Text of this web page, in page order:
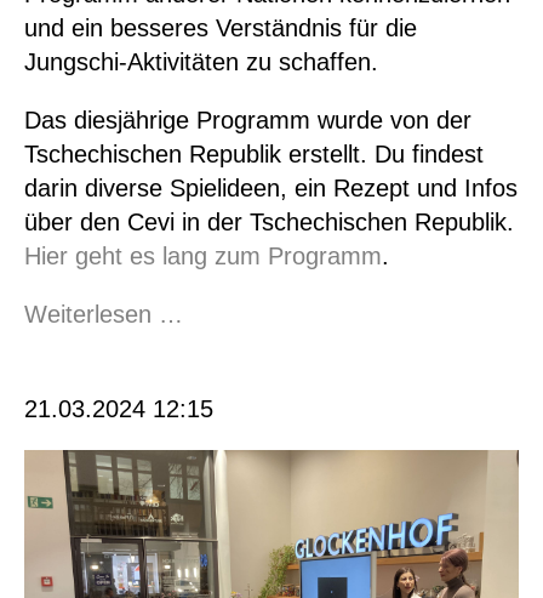
und ein besseres Verständnis für die
Jungschi-Aktivitäten zu schaffen.
Das diesjährige Programm wurde von der
Tschechischen Republik erstellt. Du findest
darin diverse Spielideen, ein Rezept und Infos
über den Cevi in der Tschechischen Republik.
Hier geht es lang zum Programm.
Weiterlesen …
21.03.2024 12:15